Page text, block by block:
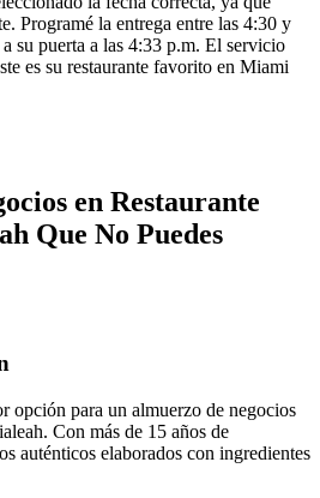
Programé la entrega entre las 4:30 y
su puerta a las 4:33 p.m. El servicio
es su restaurante favorito en Miami
en Restaurante
Que No Puedes
opción para un almuerzo de negocios
Con más de 15 años de
auténticos elaborados con ingredientes